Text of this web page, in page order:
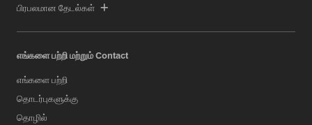
பிரபலமான தேடல்கள்
எங்களை பற்றி மற்றும் Contact
எங்களை பற்றி
தொடர்புகளுக்கு
தொழில்